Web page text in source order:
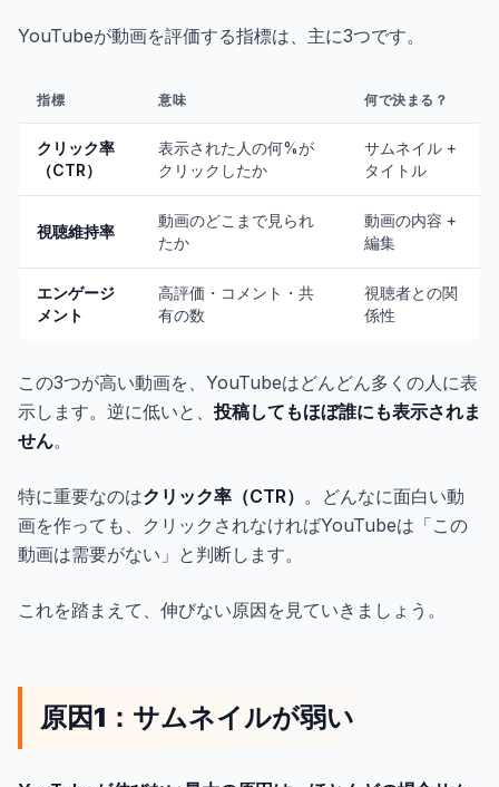
YouTubeが動画を評価する指標は、主に3つです。
指標 意味 何で決まる？
クリック率
（CTR）
表示された人の何%が
クリックしたか
サムネイル +
タイトル
視聴維持率
動画のどこまで見られ
たか
動画の内容 +
編集
エンゲージ
メント
高評価・コメント・共
有の数
視聴者との関
係性
この3つが高い動画を、YouTubeはどんどん多くの人に表
示します。逆に低いと、 投稿してもほぼ誰にも表示されま
せん。
特に重要なのはクリック率（CTR） 。どんなに面白い動
画を作っても、クリックされなければYouTubeは「この
動画は需要がない」と判断します。
これを踏まえて、伸びない原因を見ていきましょう。
原因1：サムネイルが弱い